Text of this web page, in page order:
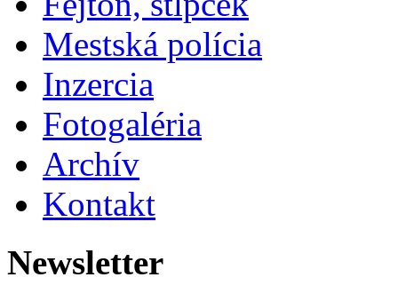
Mestská polícia
Inzercia
Fotogaléria
Archív
Kontakt
Newsletter